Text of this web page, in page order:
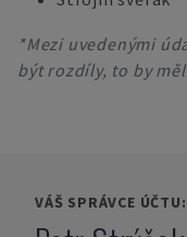
*Mezi uvedenými
být rozdíly, to by
VÁŠ SPRÁVCE ÚČTU: